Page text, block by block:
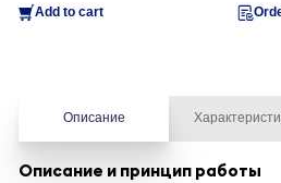
Add to cart
Описание
Описание и принцип работы